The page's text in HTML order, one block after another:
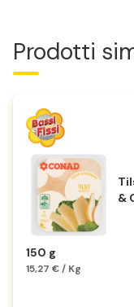
Prodotti
&
150 g
15,27 € / Kg